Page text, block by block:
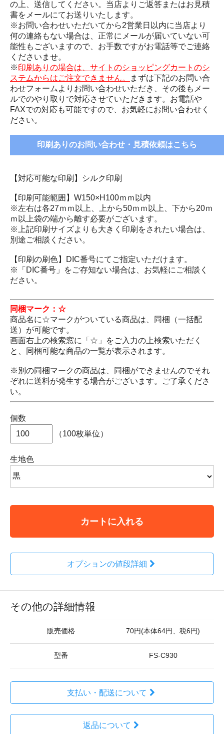
の上、送信してください。当店よりご返答またはお見積
書をメールにてお送りいたします。
※お問い合わせいただいてから2営業日以内に当店より
何の連絡もない場合は、正常にメールが届いていない可
能性もございますので、お手数ですがお電話等でご連絡
くださいませ。
※印刷ありの場合は、サイトのショッピングカートのシ
ステムからはご注文できません。
まずは下記のお問い合
わせフォームよりお問い合わせいただき、その後もメー
ルでのやり取りで対応させていただきます。お電話や
FAXでの対応も可能ですので、お気軽にお問い合わせく
ださい。
印刷ありのお問い合わせ・見積依頼はこちら
【対応可能な印刷】シルク印刷
【印刷可能範囲】W150×H100ｍｍ以内
※左右は各27ｍｍ以上、上から50ｍｍ以上、下から20ｍ
ｍ以上袋の端から離す必要がございます。
※上記印刷サイズよりも大きく印刷をされたい場合は、
別途ご相談ください。
【印刷の刷色】DIC番号にてご指定いただけます。
※「DIC番号」をご存知ない場合は、お気軽にご相談く
ださい。
同梱マーク：☆
商品名に☆マークがついている商品は、同梱（一括配
送）が可能です。
画面右上の検索窓に「☆」をご入力の上検索いただく
と、同梱可能な商品の一覧が表示されます。
※別の同梱マークの商品は、同梱ができませんのでそれ
ぞれに送料が発生する場合がございます。ご了承くださ
い。
個数
（100枚単位）
生地色
カートに入れる
オプションの値段詳細
その他の詳細情報
販売価格 70円(本体64円、税6円)
型番 FS-C930
支払い・配送について
返品について